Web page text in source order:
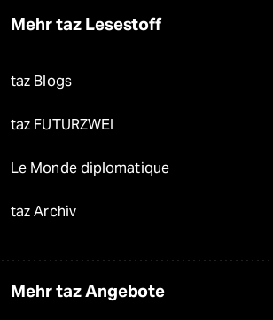
Mehr taz Lesestoff
taz Blogs
taz FUTURZWEI
Le Monde diplomatique
taz Archiv
Mehr taz Angebote